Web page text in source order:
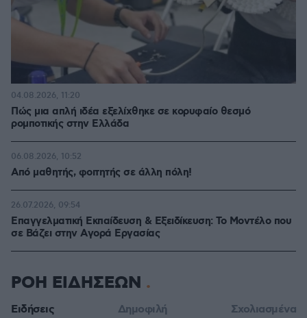
Πώς μια απλή ιδέα εξελίχθηκε σε κορυφαίο θεσμό
ρομποτικής στην Ελλάδα
04.08.2026, 11:20
Από μαθητής, φοιτητής σε άλλη πόλη!
06.08.2026, 10:52
Επαγγελματική Εκπαίδευση & Εξειδίκευση: Το Mοντέλο που
σε Bάζει στην Aγορά Eργασίας
26.07.2026, 09:54
ΡΟΗ ΕΙΔΗΣΕΩΝ
Ειδήσεις Δημοφιλή Σχολιασμένα